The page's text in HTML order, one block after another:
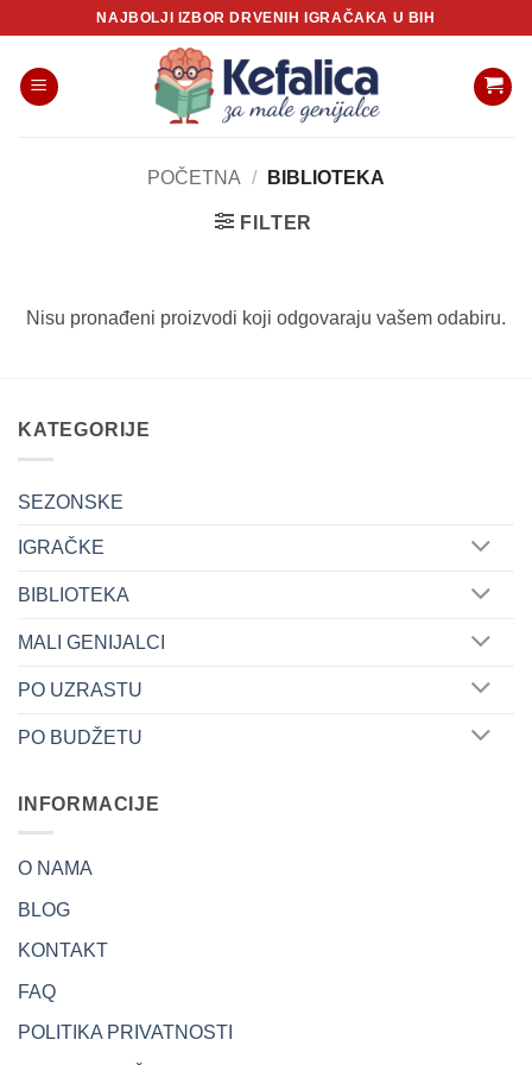
content
NAJBOLJI IZBOR DRVENIH IGRAČAKA U BIH
POČETNA / BIBLIOTEKA
FILTER
Nisu pronađeni proizvodi koji odgovaraju vašem odabiru.
KATEGORIJE
SEZONSKE
IGRAČKE
BIBLIOTEKA
MALI GENIJALCI
PO UZRASTU
PO BUDŽETU
INFORMACIJE
O NAMA
BLOG
KONTAKT
FAQ
POLITIKA PRIVATNOSTI